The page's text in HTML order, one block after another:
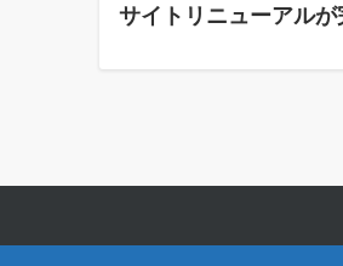
サイトリニューアル